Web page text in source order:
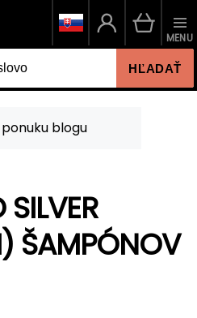
HĽADAŤ
MENU
blogu
ŠAMPÓNOV